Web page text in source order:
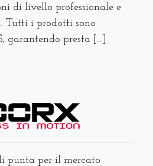
di livello professionale e
Tutti i prodotti sono
garantendo presta [...]
punta per il mercato